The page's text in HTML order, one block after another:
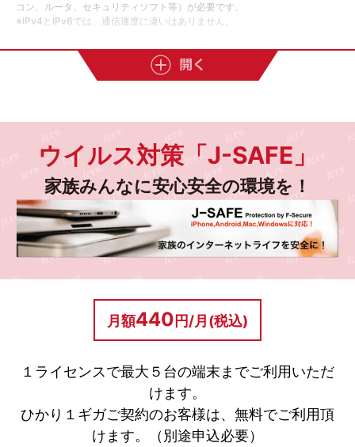
コン、ルータ、セキュリティソフト等）が必要です。
※IPv4とIPv6では、通信速度に違いはありません。
必要機器
IPv6アドレスに対応した端末
（IPv6ルータ＊1または
2・パソコン・セキュリティ
設定 ご利用の端末によって設定
＊1 DHCPv6-PD対応ルータをご用意ください。（android端末でIPv6を利
用する場合は必須）
＊2 IPv6ブリッジ（パススルー）機能が無効（OFF）になっている場合は、
必ず機能を有効（ON）に設定を変更願います。なお、ご利用中のルータの
ウイルス対策「J-SAFE」
家族みんなに安心安全の環境を！
月額440 円/月(税込)
１ライセンスで最大５台の端末までご利用いただ
けます。
ひかり１ギガご契約のお客様は、無料でご利用頂
けます。（別途申込必要）